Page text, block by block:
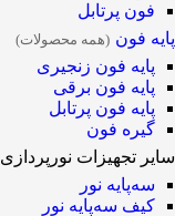
فون پرتابل
پایه فون (همه محصولات)
پایه فون زنجیری
پایه فون برقی
پایه فون پرتابل
گیره فون
سایر تجهیزات نورپردازی
سه‌پایه نور
کیف سه‌پایه نور